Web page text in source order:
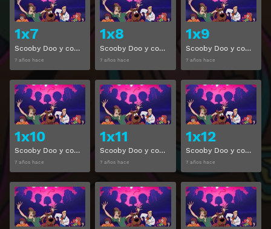
1x7
Scooby Doo y compañía Temporada 1 Capitulo 7
7 años hace
1x8
Scooby Doo y compañía Temporada 1 Capitulo 8
7 años hace
1x9
Scooby Doo y compañía Temporada 1 Capitulo 9
7 años hace
1x10
Scooby Doo y compañía Temporada 1 Capitulo 10
7 años hace
Ver
1x11
Scooby Doo y compañía Temporada 1 Capitulo 11
7 años hace
Ver
1x12
Scooby Doo y compañía Temporada 1 Capitulo 12
7 años hace
Ver Ver